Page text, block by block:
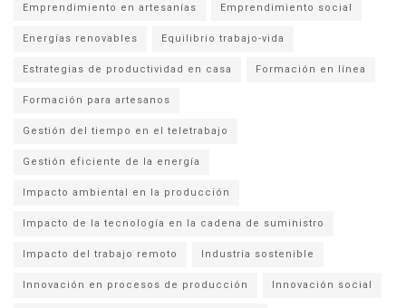
Emprendimiento en artesanías Emprendimiento social
Energías renovables Equilibrio trabajo-vida
Estrategias de productividad en casa Formación en línea
Formación para artesanos
Gestión del tiempo en el teletrabajo
Gestión eficiente de la energía
Impacto ambiental en la producción
Impacto de la tecnología en la cadena de suministro
Impacto del trabajo remoto Industria sostenible
Innovación en procesos de producción Innovación social